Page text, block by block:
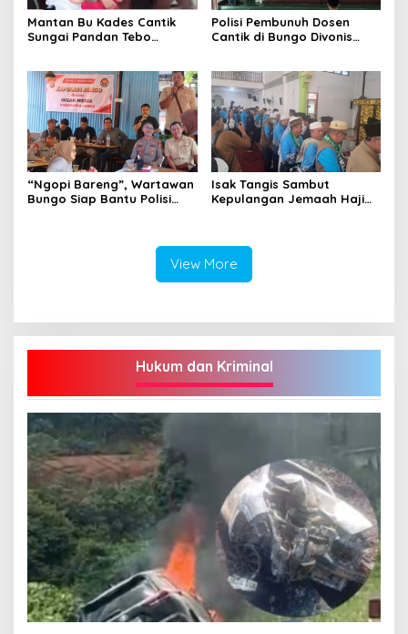
Mantan Bu Kades Cantik
Sungai Pandan Tebo
Polisi Pembunuh Dosen
Cantik di Bungo Divonis
“Ngopi Bareng”, Wartawan
Bungo Siap Bantu Polisi
Isak Tangis Sambut
Kepulangan Jemaah Haji
View More
Hukum dan Kriminal